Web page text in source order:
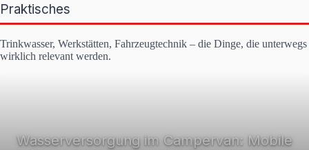
Praktisches
Trinkwasser, Werkstätten, Fahrzeugtechnik – die Dinge, die unterwegs
wirklich relevant werden.
Wasserversorgung im Campervan: Mobile